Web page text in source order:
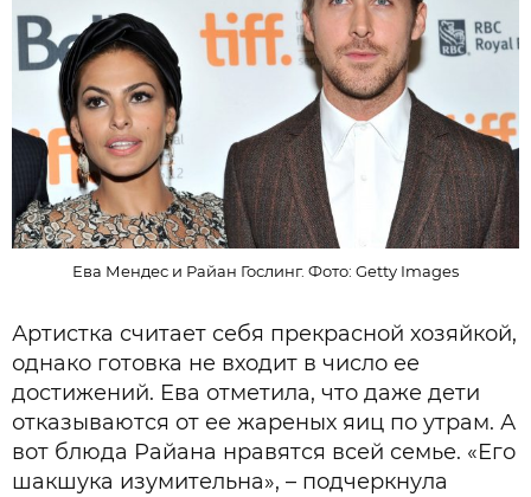
Ева Мендес и Райан Гослинг. Фото: Getty Images
Артистка считает себя прекрасной хозяйкой,
однако готовка не входит в число ее
достижений. Ева отметила, что даже дети
отказываются от ее жареных яиц по утрам. А
вот блюда Райана нравятся всей семье. «Его
шакшука изумительна», – подчеркнула